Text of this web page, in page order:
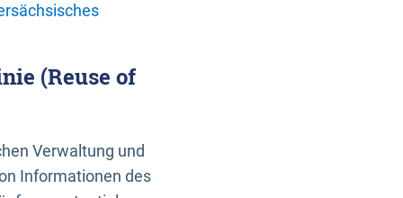
(Reuse of
Verwaltung und
Informationen des